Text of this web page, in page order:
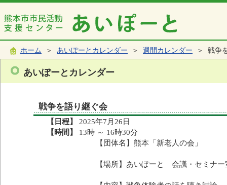
ホーム ＞ あいぽーとカレンダー ＞ 週間カレンダー ＞ 戦争
あいぽーとカレンダー
戦争を語り継ぐ会
【日程】
2025年7月26日
【時間】
13時 ～ 16時30分
【団体名】熊本「新老人の会」
【場所】あいぽーと 会議・セミナー